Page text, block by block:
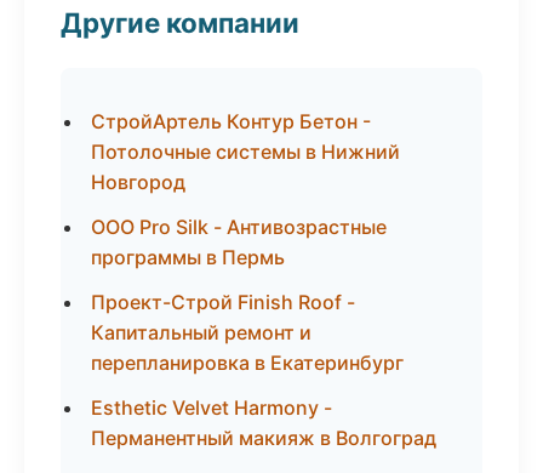
Другие компании
СтройАртель Контур Бетон -
Потолочные системы в Нижний
Новгород
ООО Pro Silk - Антивозрастные
программы в Пермь
Проект-Строй Finish Roof -
Капитальный ремонт и
перепланировка в Екатеринбург
Esthetic Velvet Harmony -
Перманентный макияж в Волгоград